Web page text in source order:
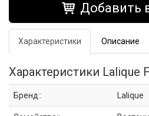
Добавить
Характеристики Описание
Характеристики Lalique
Бренд:: Lalique